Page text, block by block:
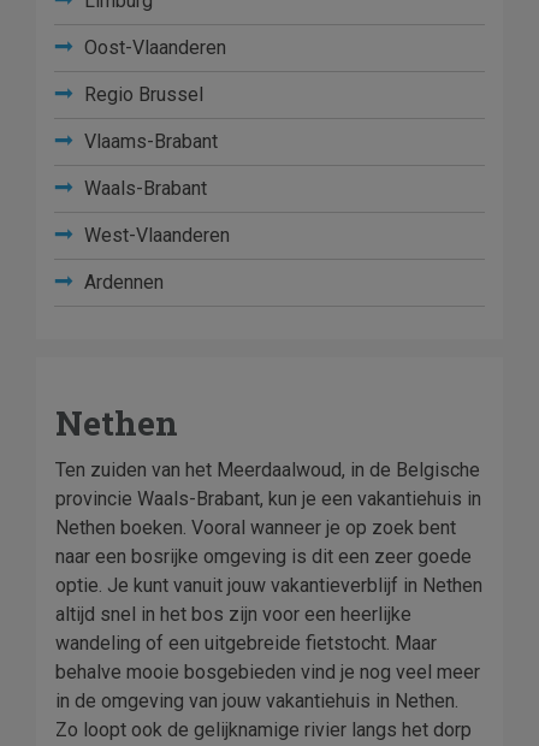
Oost-Vlaanderen
Regio Brussel
Vlaams-Brabant
Waals-Brabant
West-Vlaanderen
Ardennen
Nethen
Ten zuiden van het Meerdaalwoud, in de Belgische
provincie Waals-Brabant, kun je een vakantiehuis in
Nethen boeken. Vooral wanneer je op zoek bent
naar een bosrijke omgeving is dit een zeer goede
optie. Je kunt vanuit jouw vakantieverblijf in Nethen
altijd snel in het bos zijn voor een heerlijke
wandeling of een uitgebreide fietstocht. Maar
behalve mooie bosgebieden vind je nog veel meer
in de omgeving van jouw vakantiehuis in Nethen.
Zo loopt ook de gelijknamige rivier langs het dorp